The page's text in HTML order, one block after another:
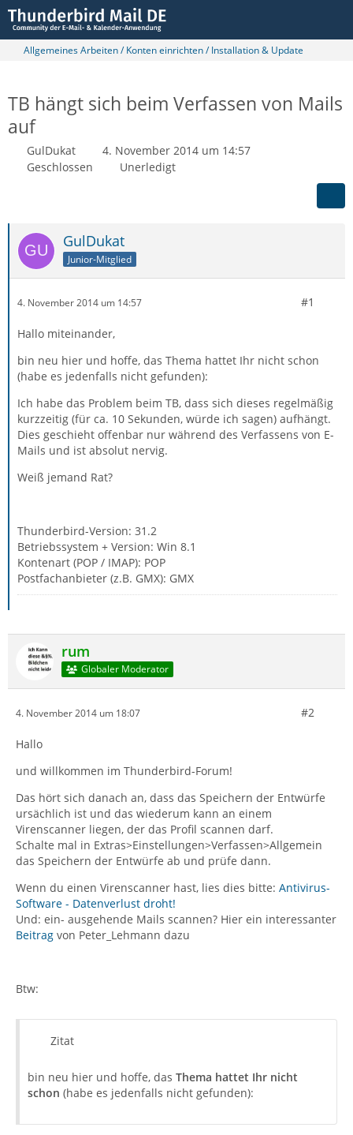
Allgemeines Arbeiten / Konten einrichten / Installation & Update
TB hängt sich beim Verfassen von Mails
auf
GulDukat
4. November 2014 um 14:57
Geschlossen
Unerledigt
GulDukat
Junior-Mitglied
4. November 2014 um 14:57 #1
Hallo miteinander,
bin neu hier und hoffe, das Thema hattet Ihr nicht schon
(habe es jedenfalls nicht gefunden):
Ich habe das Problem beim TB, dass sich dieses regelmäßig
kurzzeitig (für ca. 10 Sekunden, würde ich sagen) aufhängt.
Dies geschieht offenbar nur während des Verfassens von E-
Mails und ist absolut nervig.
Weiß jemand Rat?
Thunderbird-Version: 31.2
Betriebssystem + Version: Win 8.1
Kontenart (POP / IMAP): POP
Postfachanbieter (z.B. GMX): GMX
rum
Globaler Moderator
4. November 2014 um 18:07 #2
Hallo
und willkommen im Thunderbird-Forum!
Das hört sich danach an, dass das Speichern der Entwürfe
ursächlich ist und das wiederum kann an einem
Virenscanner liegen, der das Profil scannen darf.
Schalte mal in Extras>Einstellungen>Verfassen>Allgemein
das Speichern der Entwürfe ab und prüfe dann.
Wenn du einen Virenscanner hast, lies dies bitte: Antivirus-
Software - Datenverlust droht!
Und: ein- ausgehende Mails scannen? Hier ein interessanter
Beitrag von Peter_Lehmann dazu
Btw:
Zitat
bin neu hier und hoffe, das Thema hattet Ihr nicht
schon (habe es jedenfalls nicht gefunden):